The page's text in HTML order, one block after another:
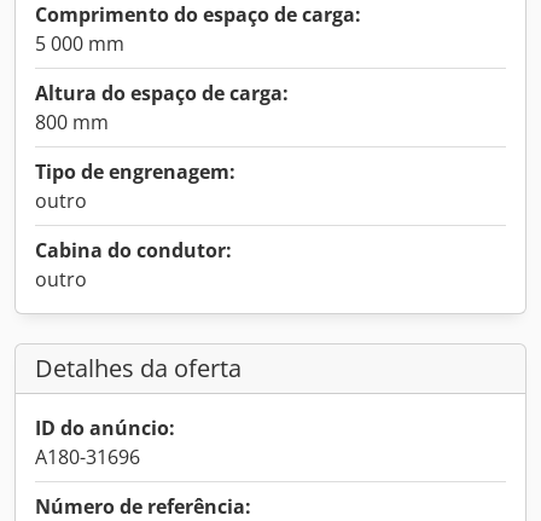
Comprimento do espaço de carga:
5 000 mm
Altura do espaço de carga:
800 mm
Tipo de engrenagem:
outro
Cabina do condutor:
outro
Detalhes da oferta
ID do anúncio:
A180-31696
Número de referência: